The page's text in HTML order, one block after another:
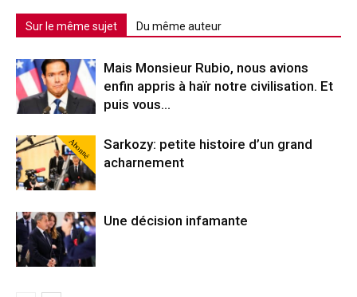
Sur le même sujet Du même auteur
Mais Monsieur Rubio, nous avions
enfin appris à haïr notre civilisation. Et
puis vous…
Abonné
Sarkozy: petite histoire d’un grand
acharnement
Une décision infamante